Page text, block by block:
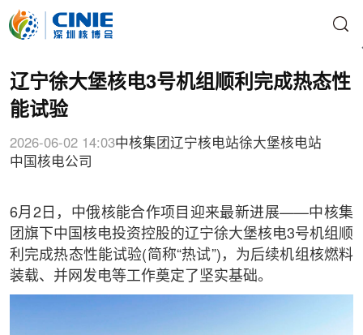
辽宁徐大堡核电3号机组顺利完成热态性
能试验
2026-06-02 14:03中核集团辽宁核电站徐大堡核电站
中国核电公司
6月2日，中俄核能合作项目迎来最新进展——中核集
团旗下中国核电投资控股的辽宁徐大堡核电3号机组顺
利完成热态性能试验(简称“热试”)，为后续机组核燃料
装载、并网发电等工作奠定了坚实基础。